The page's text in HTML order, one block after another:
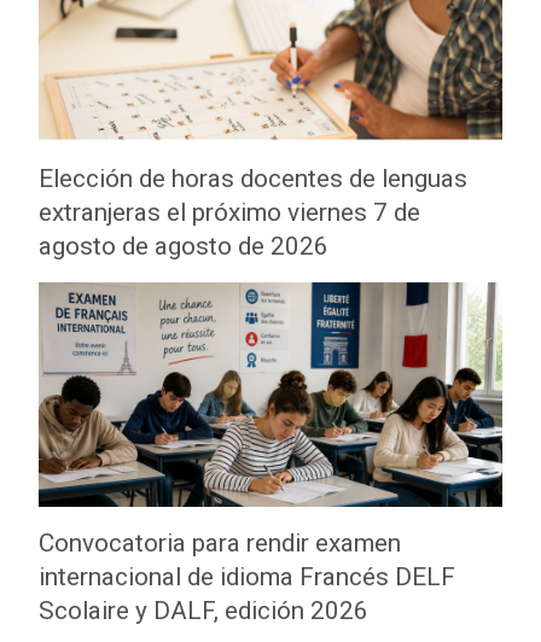
Elección de horas docentes de lenguas
extranjeras el próximo viernes 7 de
agosto de agosto de 2026
Convocatoria para rendir examen
internacional de idioma Francés DELF
Scolaire y DALF, edición 2026